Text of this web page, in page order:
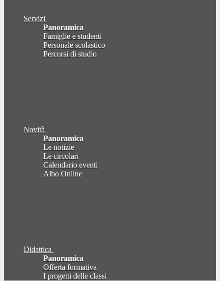
Servizi
Panoramica
Famiglie e studenti
Personale scolastico
Percorsi di studio
Novità
Panoramica
Le notizie
Le circolari
Calendario eventi
Albo Online
Didattica
Panoramica
Offerta formativa
I progetti delle classi